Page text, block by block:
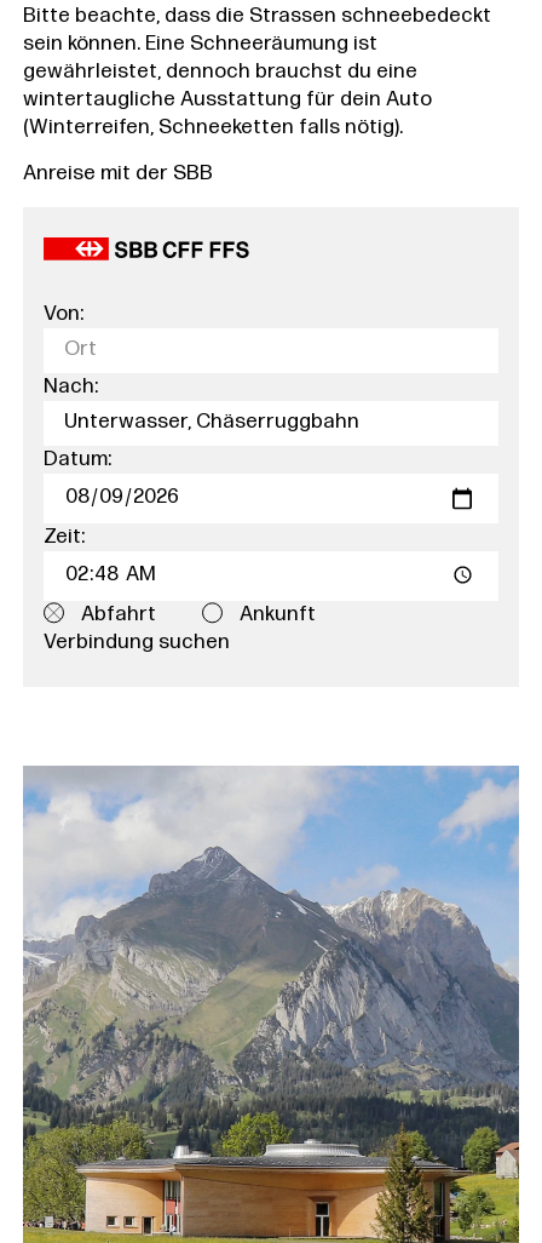
Bitte beachte, dass die Strassen schneebedeckt
sein können. Eine Schneeräumung ist
gewährleistet, dennoch brauchst du eine
wintertaugliche Ausstattung für dein Auto
(Winterreifen, Schneeketten falls nötig).
Anreise mit der SBB
Von:
Nach:
Datum:
Zeit:
Abfahrt Ankunft